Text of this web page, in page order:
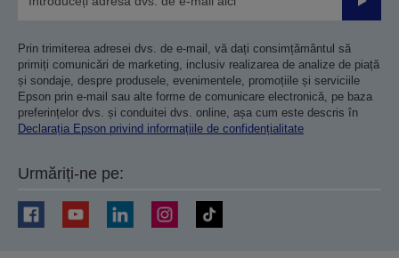
Prin trimiterea adresei dvs. de e-mail, vă dați consimțământul să
primiți comunicări de marketing, inclusiv realizarea de analize de piață
și sondaje, despre produsele, evenimentele, promoțiile și serviciile
Epson prin e-mail sau alte forme de comunicare electronică, pe baza
preferințelor dvs. și conduitei dvs. online, așa cum este descris în
Declarația Epson privind informațiile de confidențialitate
Urmăriți-ne pe: